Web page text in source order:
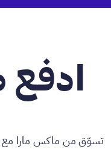
ادفع
تسوّق من ماكس مارا مع